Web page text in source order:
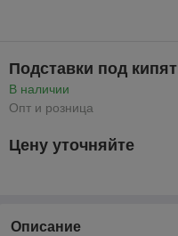
Подставки под
В наличии
Опт и розница
Цену уточняйте
Описание